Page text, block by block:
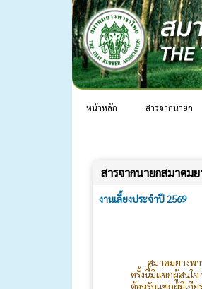
หน้าหลัก สารจากนายก
สารจากนายกสมาคม
งานเลี้ยงประจำปี 2569
สมาคมยางพ
ครั้งนี้มีแขกผู้สนใ
ต้อนรับแขกผู้มีเกี